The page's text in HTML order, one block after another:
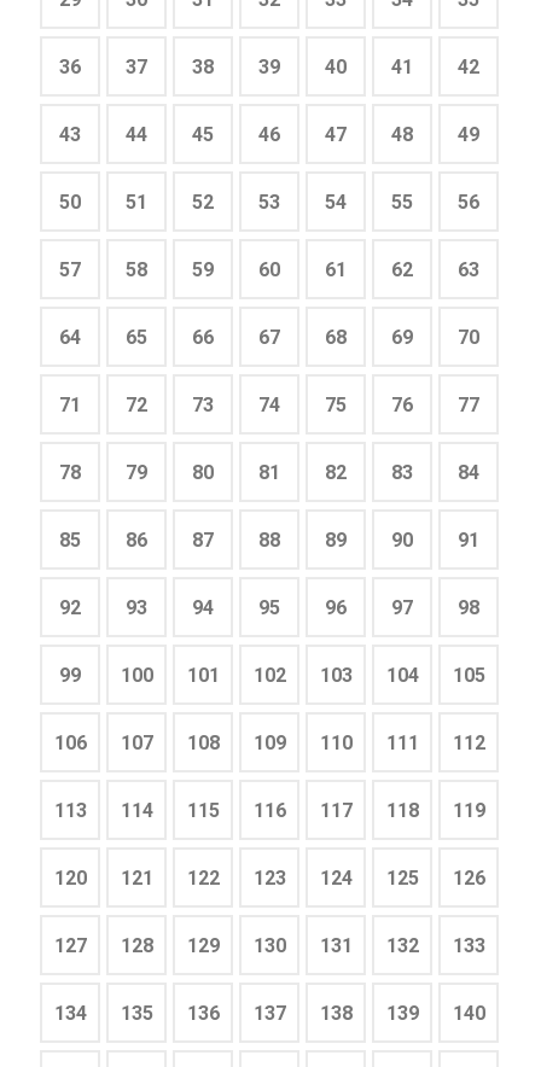
36 37 38 39 40 41 42
43 44 45 46 47 48 49
50 51 52 53 54 55 56
57 58 59 60 61 62 63
64 65 66 67 68 69 70
71 72 73 74 75 76 77
78 79 80 81 82 83 84
85 86 87 88 89 90 91
92 93 94 95 96 97 98
99 100 101 102 103 104 105
106 107 108 109 110 111 112
113 114 115 116 117 118 119
120 121 122 123 124 125 126
127 128 129 130 131 132 133
134 135 136 137 138 139 140